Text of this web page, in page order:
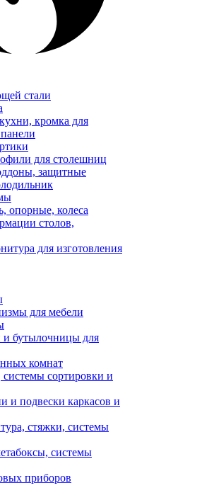
стали
кромка для
для столешниц
защитные
опорные, колеса
столов,
для изготовления
для мебели
и бутылочницы для
комнат
системы сортировки и
и подвески каркасов и
стяжки, системы
системы
приборов